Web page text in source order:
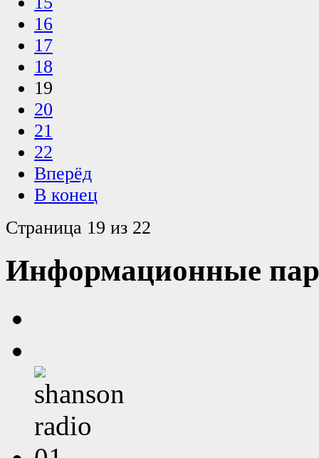
16
17
18
19
20
21
22
Вперёд
В конец
Страница 19 из 22
Информационные